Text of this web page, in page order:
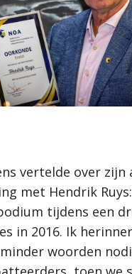
vertelde over zijn
met Hendrik
tijdens een
in 2016. Ik
woorden